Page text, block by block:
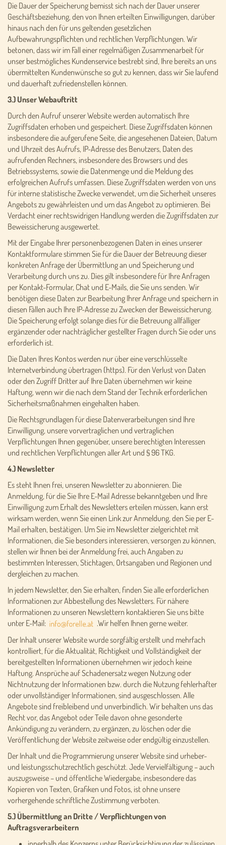
Die Dauer der Speicherung bemisst sich nach der Dauer unserer
Geschäftsbeziehung, den von Ihnen erteilten Einwilligungen, darüber
hinaus nach den für uns geltenden gesetzlichen
Aufbewahrungspflichten und rechtlichen Verpflichtungen. Wir
betonen, dass wir im Fall einer regelmäßigen Zusammenarbeit für
unser bestmögliches Kundenservice bestrebt sind, Ihre bereits an uns
übermittelten Kundenwünsche so gut zu kennen, dass wir Sie laufend
und dauerhaft zufriedenstellen können.
3.) Unser Webauftritt
Durch den Aufruf unserer Website werden automatisch Ihre
Zugriffsdaten erhoben und gespeichert. Diese Zugriffsdaten können
insbesondere die aufgerufene Seite, die angesehenen Dateien, Datum
und Uhrzeit des Aufrufs, IP-Adresse des Benutzers, Daten des
aufrufenden Rechners, insbesondere des Browsers und des
Betriebssystems, sowie die Datenmenge und die Meldung des
erfolgreichen Aufrufs umfassen. Diese Zugriffsdaten werden von uns
für interne statistische Zwecke verwendet, um die Sicherheit unseres
Angebots zu gewährleisten und um das Angebot zu optimieren. Bei
Verdacht einer rechtswidrigen Handlung werden die Zugriffsdaten zur
Beweissicherung ausgewertet.
Mit der Eingabe Ihrer personenbezogenen Daten in eines unserer
Kontaktformulare stimmen Sie für die Dauer der Betreuung dieser
konkreten Anfrage der Übermittlung an und Speicherung und
Verarbeitung durch uns zu. Dies gilt insbesondere für Ihre Anfragen
per Kontakt-Formular, Chat und E-Mails, die Sie uns senden. Wir
benötigen diese Daten zur Bearbeitung Ihrer Anfrage und speichern in
diesen Fällen auch Ihre IP-Adresse zu Zwecken der Beweissicherung.
Die Speicherung erfolgt solange dies für die Betreuung allfälliger
ergänzender oder nachträglicher gestellter Fragen durch Sie oder uns
erforderlich ist.
Die Daten Ihres Kontos werden nur über eine verschlüsselte
Internetverbindung übertragen (https). Für den Verlust von Daten
oder den Zugriff Dritter auf Ihre Daten übernehmen wir keine
Haftung, wenn wir die nach dem Stand der Technik erforderlichen
Sicherheitsmaßnahmen eingehalten haben.
Die Rechtsgrundlagen für diese Datenverarbeitungen sind Ihre
Einwilligung, unsere vorvertraglichen und vertraglichen
Verpflichtungen Ihnen gegenüber, unsere berechtigten Interessen
und rechtlichen Verpflichtungen aller Art und § 96 TKG.
4.) Newsletter
Es steht Ihnen frei, unseren Newsletter zu abonnieren. Die
Anmeldung, für die Sie Ihre E-Mail Adresse bekanntgeben und Ihre
Einwilligung zum Erhalt des Newsletters erteilen müssen, kann erst
wirksam werden, wenn Sie einen Link zur Anmeldung, den Sie per E-
Mail erhalten, bestätigen. Um Sie im Newsletter zielgerichtet mit
Informationen, die Sie besonders interessieren, versorgen zu können,
stellen wir Ihnen bei der Anmeldung frei, auch Angaben zu
bestimmten Interessen, Stichtagen, Ortsangaben und Regionen und
dergleichen zu machen.
In jedem Newsletter, den Sie erhalten, finden Sie alle erforderlichen
Informationen zur Abbestellung des Newsletters. Für nähere
Informationen zu unseren Newslettern kontaktieren Sie uns bitte
unter E-Mail:
.Wir helfen Ihnen gerne weiter.
Der Inhalt unserer Website wurde sorgfältig erstellt und mehrfach
kontrolliert, für die Aktualität, Richtigkeit und Vollständigkeit der
bereitgestellten Informationen übernehmen wir jedoch keine
Haftung. Ansprüche auf Schadenersatz wegen Nutzung oder
Nichtnutzung der Informationen bzw. durch die Nutzung fehlerhafter
oder unvollständiger Informationen, sind ausgeschlossen. Alle
Angebote sind freibleibend und unverbindlich. Wir behalten uns das
Recht vor, das Angebot oder Teile davon ohne gesonderte
Ankündigung zu verändern, zu ergänzen, zu löschen oder die
Veröffentlichung der Website zeitweise oder endgültig einzustellen.
Der Inhalt und die Programmierung unserer Website sind urheber-
und leistungsschutzrechtlich geschützt. Jede Vervielfältigung – auch
auszugsweise – und öffentliche Wiedergabe, insbesondere das
Kopieren von Texten, Grafiken und Fotos, ist ohne unsere
vorhergehende schriftliche Zustimmung verboten.
5.) Übermittlung an Dritte / Verpflichtungen von
Auftragsverarbeitern